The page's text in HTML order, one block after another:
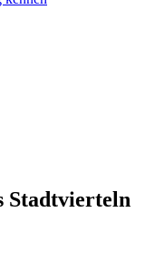
Stadtvierteln